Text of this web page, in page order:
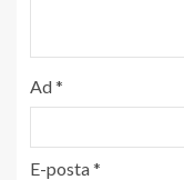
Ad*
E-posta*